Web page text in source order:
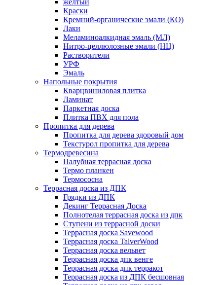
желтый
Краски
Кремний-органические эмали (КО)
Лаки
Меламиноалкидная эмаль (МЛ)
Нитро-целлюлозные эмали (НЦ)
Растворители
УРФ
Эмаль
Напольные покрытия
Кварцвиниловая плитка
Ламинат
Паркетная доска
Плитка ПВХ для пола
Пропитка для дерева
Пропитка для дерева здоровый дом
Текстурол пропитка для дерева
Термодревесина
Палубная террасная доска
Термо планкен
Термососна
Террасная доска из ДПК
Грядки из ДПК
Декинг Террасная Доска
Полнотелая террасная доска из дпк
Ступени из террасной доски
Террасная доска Savewood
Террасная доска TalverWood
Террасная доска вельвет
Террасная доска дпк венге
Террасная доска дпк терракот
Террасная доска из ДПК бесшовная